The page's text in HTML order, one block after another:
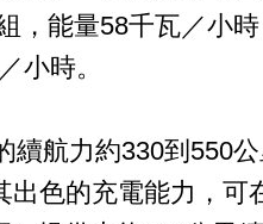
，能量58千瓦／小
小時。
續航力約330到550
出色的充電能力，可